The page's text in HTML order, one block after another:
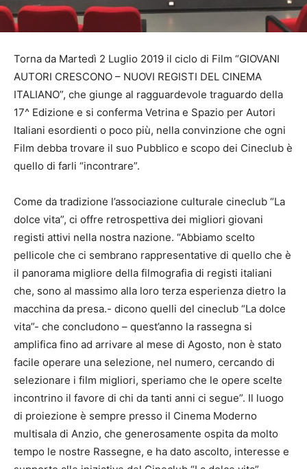
Torna da Martedì 2 Luglio 2019 il ciclo di Film “GIOVANI
AUTORI CRESCONO – NUOVI REGISTI DEL CINEMA
ITALIANO”, che giunge al ragguardevole traguardo della
17^ Edizione e si conferma Vetrina e Spazio per Autori
Italiani esordienti o poco più, nella convinzione che ogni
Film debba trovare il suo Pubblico e scopo dei Cineclub è
quello di farli “incontrare”.
Come da tradizione l’associazione culturale cineclub “La
dolce vita”, ci offre retrospettiva dei migliori giovani
registi attivi nella nostra nazione. “Abbiamo scelto
pellicole che ci sembrano rappresentative di quello che è
il panorama migliore della filmografia di registi italiani
che, sono al massimo alla loro terza esperienza dietro la
macchina da presa.- dicono quelli del cineclub “La dolce
vita”- che concludono – quest’anno la rassegna si
amplifica fino ad arrivare al mese di Agosto, non è stato
facile operare una selezione, nel numero, cercando di
selezionare i film migliori, speriamo che le opere scelte
incontrino il favore di chi da tanti anni ci segue”. Il luogo
di proiezione è sempre presso il Cinema Moderno
multisala di Anzio, che generosamente ospita da molto
tempo le nostre Rassegne, e ha dato ascolto, interesse e